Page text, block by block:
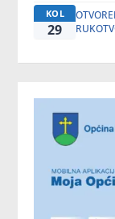
KOL
29